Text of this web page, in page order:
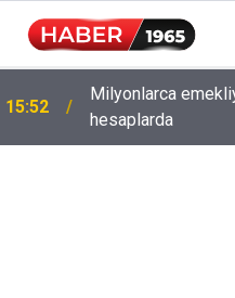
15:52
Milyonlarca
hesaplarda